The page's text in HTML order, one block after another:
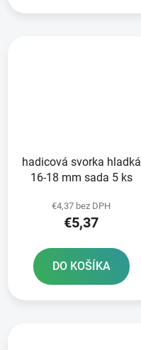
hadicová svorka hladká
16-18 mm sada 5 ks
€4,37 bez DPH
€5,37
DO KOŠÍKA